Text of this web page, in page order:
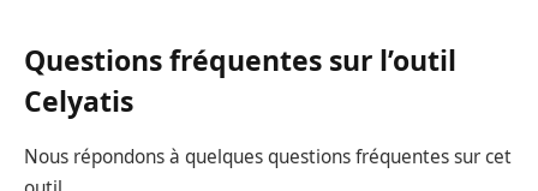
Questions fréquentes sur l’outil
Celyatis
Nous répondons à quelques questions fréquentes sur cet